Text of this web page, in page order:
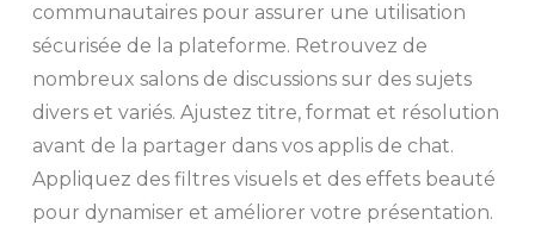
communautaires pour assurer une utilisation
sécurisée de la plateforme. Retrouvez de
nombreux salons de discussions sur des sujets
divers et variés. Ajustez titre, format et résolution
avant de la partager dans vos applis de chat.
Appliquez des filtres visuels et des effets beauté
pour dynamiser et améliorer votre présentation.